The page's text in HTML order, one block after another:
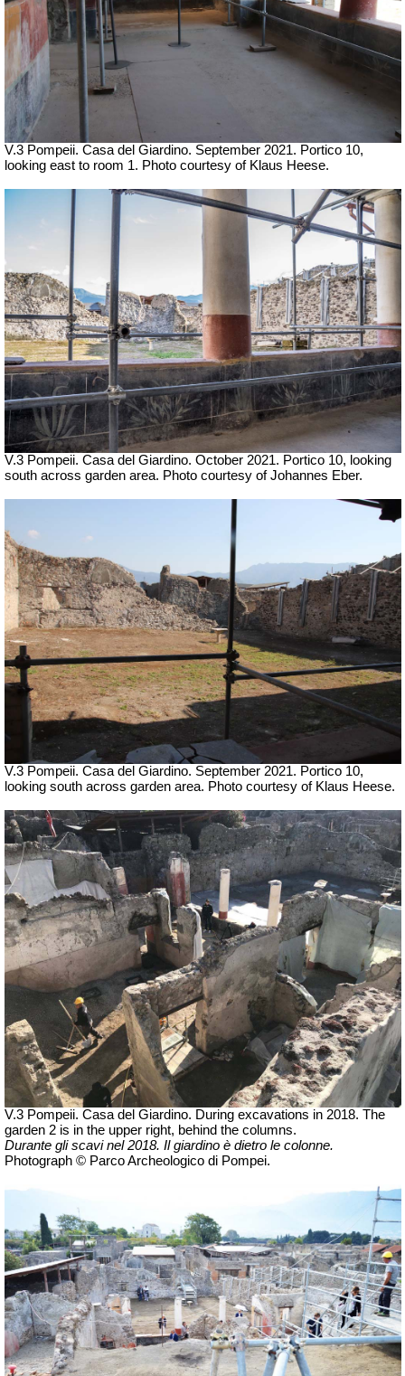
V.3 Pompeii. Casa del Giardino. September 2021. Portico 10,
looking east to room 1. Photo courtesy of Klaus Heese.
V.3 Pompeii. Casa del Giardino. October 2021. Portico 10, looking
south across garden area. Photo courtesy of Johannes Eber.
V.3 Pompeii. Casa del Giardino. September 2021. Portico 10,
looking south across garden area. Photo courtesy of Klaus Heese.
V.3 Pompeii. Casa del Giardino. During excavations in 2018. The
garden 2 is in the upper right, behind the columns.
Durante gli scavi nel 2018. Il giardino è dietro le colonne.
Photograph © Parco Archeologico di Pompei.